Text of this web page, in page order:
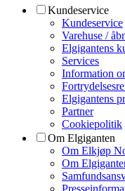
Kundeservice
Kundeservice
Varehuse /
Elgigantens
Services
Information
Elgigantens
Partner
Cookiepolitik
Om Elgiganten
Om Elkjøp
Om